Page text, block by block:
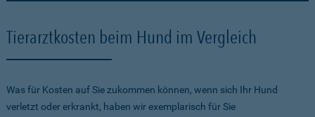
Tierarztkosten beim Hund im Vergleich
Was für Kosten auf Sie zukommen können, wenn sich Ihr Hund
verletzt oder erkrankt, haben wir exemplarisch für Sie